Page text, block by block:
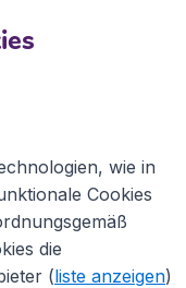
wie in
Cookies
die
(liste anzeigen)